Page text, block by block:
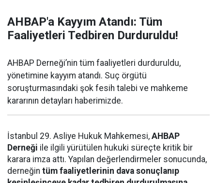
AHBAP'a Kayyım Atandı: Tüm
Faaliyetleri Tedbiren Durduruldu!
AHBAP Derneği’nin tüm faaliyetleri durduruldu,
yönetimine kayyım atandı. Suç örgütü
soruşturmasındaki şok fesih talebi ve mahkeme
kararının detayları haberimizde.
İstanbul 29. Asliye Hukuk Mahkemesi, AHBAP
Derneği ile ilgili yürütülen hukuki süreçte kritik bir
karara imza attı. Yapılan değerlendirmeler sonucunda,
derneğin tüm faaliyetlerinin dava sonuçlanıp